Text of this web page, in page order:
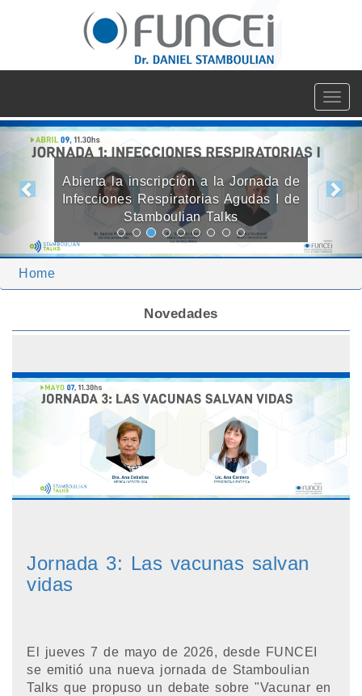
Toggle
Abierta la inscripción a la Jornada de
Infecciones Respiratorias Agudas I de
Stamboulian Talks
Anterior
Home
Novedades
Jornada 3: Las vacunas salvan
vidas
El jueves 7 de mayo de 2026, desde FUNCEI
se emitió una nueva jornada de Stamboulian
Talks que propuso un debate sobre "Vacunar en